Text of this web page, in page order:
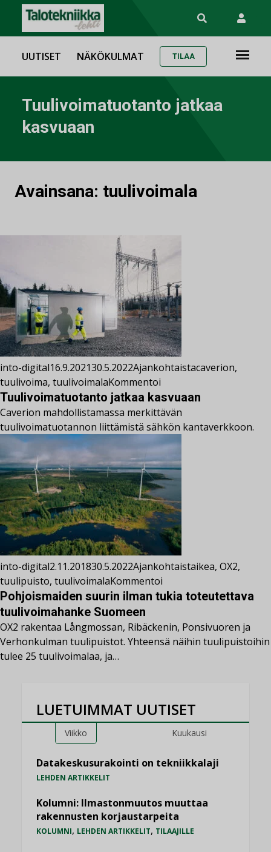
UUTISET NÄKÖKULMAT TILAA
Tuulivoimatuotanto jatkaa
kasvuaan
Avainsana: tuulivoimala
into-digital16.9.202130.5.2022Ajankohtaistacaverion,
tuulivoima, tuulivoimalaKommentoi
Tuulivoimatuotanto jatkaa kasvuaan
Caverion mahdollistamassa merkittävän
tuulivoimatuotannon liittämistä sähkön kantaverkkoon.
into-digital2.11.201830.5.2022Ajankohtaistaikea, OX2,
tuulipuisto, tuulivoimalaKommentoi
Pohjoismaiden suurin ilman tukia toteutettava
tuulivoimahanke Suomeen
OX2 rakentaa Långmossan, Ribäckenin, Ponsivuoren ja
Verhonkulman tuulipuistot. Yhteensä näihin tuulipuistoihin
tulee 25 tuulivoimalaa, ja…
LUETUIMMAT UUTISET
Viikko Kuukausi
Datakeskusurakointi on tekniikkalaji
LEHDEN ARTIKKELIT
Kolumni: Ilmastonmuutos muuttaa
rakennusten korjaustarpeita
KOLUMNI, LEHDEN ARTIKKELIT, TILAAJILLE